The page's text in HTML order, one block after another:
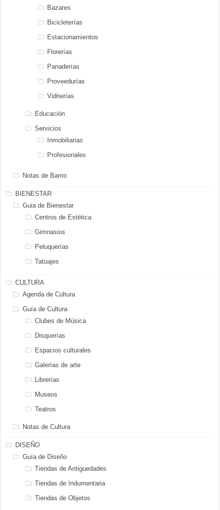
Bazares
Bicicleterías
Estacionamientos
Florerías
Panaderías
Proveedurías
Vidrierías
Educación
Servicios
Inmobiliarias
Profesionales
Notas de Barrio
BIENESTAR
Guia de Bienestar
Centros de Estética
Gimnasios
Peluquerías
Tatuajes
CULTURA
Agenda de Cultura
Guía de Cultura
Clubes de Música
Disquerías
Espacios culturales
Galerías de arte
Librerías
Museos
Teatros
Notas de Cultura
DISEÑO
Guía de Diseño
Tiendas de Antiguedades
Tiendas de Indumentaria
Tiendas de Objetos